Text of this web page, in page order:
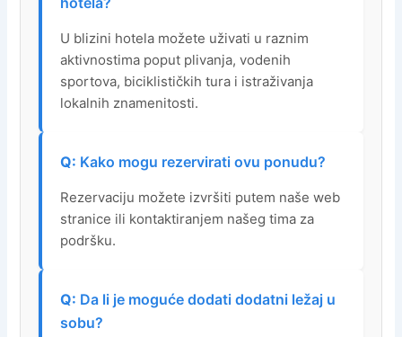
U blizini hotela možete uživati u raznim
aktivnostima poput plivanja, vodenih
sportova, biciklističkih tura i istraživanja
lokalnih znamenitosti.
Kako mogu rezervirati ovu ponudu?
Rezervaciju možete izvršiti putem naše web
stranice ili kontaktiranjem našeg tima za
podršku.
Da li je moguće dodati dodatni ležaj u
sobu?